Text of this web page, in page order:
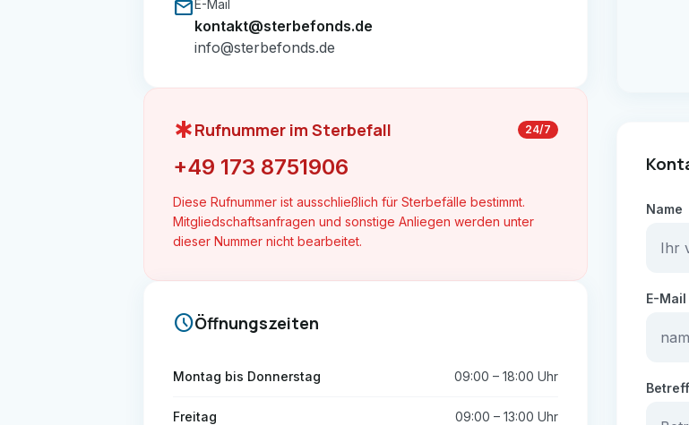
mailE-Mail
kontakt@sterbefonds.de
info@sterbefonds.de
emergencyRufnummer im Sterbefall 24/7
+49 173 8751906
Diese Rufnummer ist ausschließlich für Sterbefälle bestimmt.
Mitgliedschaftsanfragen und sonstige Anliegen werden unter
dieser Nummer nicht bearbeitet.
scheduleÖffnungszeiten
Montag bis Donnerstag 09:00 – 18:00 Uhr
Freitag
09:00 – 13:00 Uhr
Name
E-Mail
Betreff